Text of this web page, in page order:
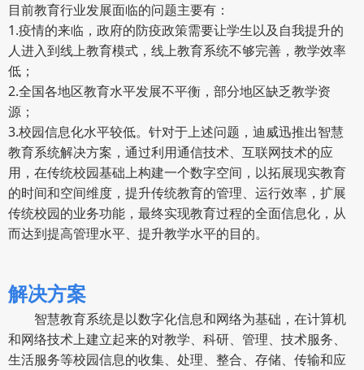
目前教育行业发展面临的问题主要有：
1.疫情的来临，政府的防疫政策需要让学生以及自我提升的
人进入到线上教育模式，线上教育系统不够完善，教学效率
低；
2.全国各地区教育水平发展不平衡，部分地区缺乏教学资
源；
3.校园信息化水平较低。针对于上述问题，迪威迅推出智慧
教育系统解决方案，通过利用通信技术、互联网技术的应
用，在传统校园基础上构建一个数字空间，以拓展现实教育
的时间和空间维度，提升传统教育的管理、运行效率，扩展
传统校园的业务功能，最终实现教育过程的全面信息化，从
而达到提高管理水平、提升教学水平的目的。
解决方案
智慧教育系统是以数字化信息和网络为基础，在计算机
和网络技术上建立起来的对教学、科研、管理、技术服务、
生活服务等校园信息的收集、处理、整合、存储、传输和应